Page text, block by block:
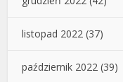
listopad 2022 (37)
październik 2022 (39)